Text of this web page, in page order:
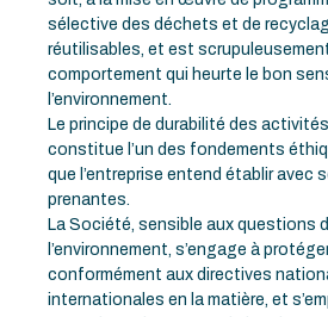
sélective des déchets et de
réutilisables, et est
comportement qui heurte le bon
l’environnement.
Le principe de durabilité des
constitue l’un des fondements
que l’entreprise entend établir avec
prenantes.
La Société, sensible aux questions
l’environnement, s’engage à
conformément aux directives
internationales en la matière, et